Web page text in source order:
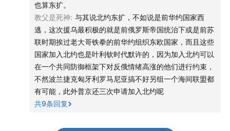
也算东扩。
教父是死神: 与其说北约东扩，不如说是前华约国家西
逃，这次援乌最积极的就是前俄罗斯帝国统治下或是前苏
联时期挨过老大哥铁拳的前华约组织东欧国家，而且这些
国家加入北约也是叶利钦时代默许的，因为加入北约可以
在一个共同防御框架下对反俄情绪高涨的他们进行约束，
不然波兰捷克匈牙利罗马尼亚搞不好另组一个海间联盟都
有可能，此外普京还三次申请加入北约呢
共9条回复